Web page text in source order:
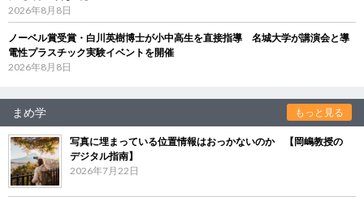
2026年8月8日
ノーベル賞受賞・白川英樹博士が小中高生を直接指導 名城大学が講演会と導
電性プラスチック実験イベントを開催
2026年8月8日
まめ学 もっと見る
写真に埋まっている位置情報はおっかないのか 【岡嶋教授の
デジタル指南】
2026年7月22日